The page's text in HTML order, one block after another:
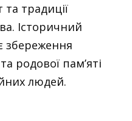
традиції
Історичний
збереження
родової пам’яті
людей.